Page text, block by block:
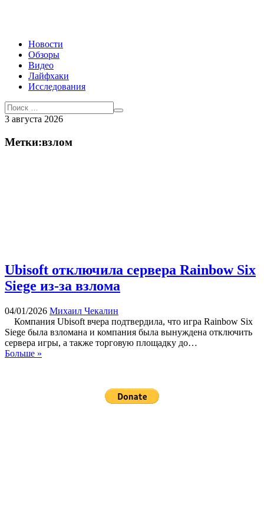
Новости
Обзоры
Видео
Лайфхаки
Исследования
3 августа 2026
Метки:взлом
Ubisoft отключила сервера Rainbow Six
Siege из-за взлома
04/01/2026 Михаил Чекалин
Компания Ubisoft вчера подтвердила, что игра Rainbow Six
Siege была взломана и компания была вынуждена отключить
сервера игры, а также торговую площадку до…
Больше »